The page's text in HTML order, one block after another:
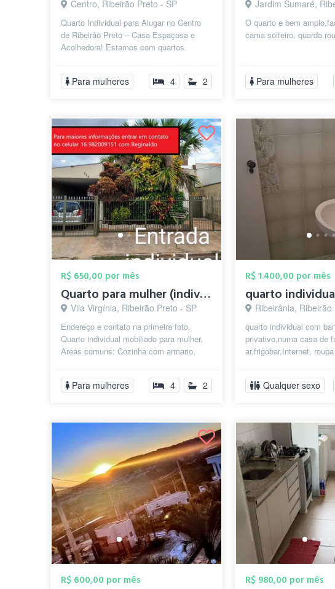
Centro, Ribeirão Preto - SP
Quarto Individual para Alugar no Centro
de Ribeirão Preto – Casa Espaçosa e
Acolhedora! Estamos com quartos
local...
Para mulheres 4 2
Jardim Sumaré,
O quarto e bem
cama solteiro, quarda
Para mulheres
R$ 650,00 por mês
Quarto para mulher (individual)/ feminin...
Vila Virgínia, Ribeirão Preto - SP
Endereço e contato na primeira foto.
Quarto individual mobiliado para mulher.
Areas comuns: Cozinha com armario,
Para mulheres 4 2
R$ 1.400,00 por mês
Ribeirânia, Ribeirão
quarto individual com
privativo,numa casa de
ar,frigobar,Internet,
semana....
Qualquer sexo
R$ 600,00 por mês R$ 980,00 por mês